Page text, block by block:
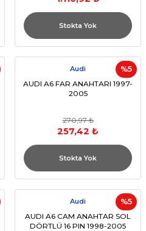
Stokta Yok
%5
Audi
AUDI A6 FAR ANAHTARI 1997-
2005
270,97 ₺
257,42 ₺
Stokta Yok
%5
Audi
AUDI A6 CAM ANAHTAR SOL
DÖRTLÜ 16 PIN 1998-2005